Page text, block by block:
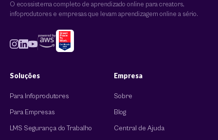
O ecossistema completo de aprendizado online para creators,
infoprodutores e empresas que levam aprendizagem online a sério.
Soluções
Para Infoprodutores
Para Empresas
LMS Segurança do Trabalho
Empresa
Sobre
Blog
Central de Ajuda